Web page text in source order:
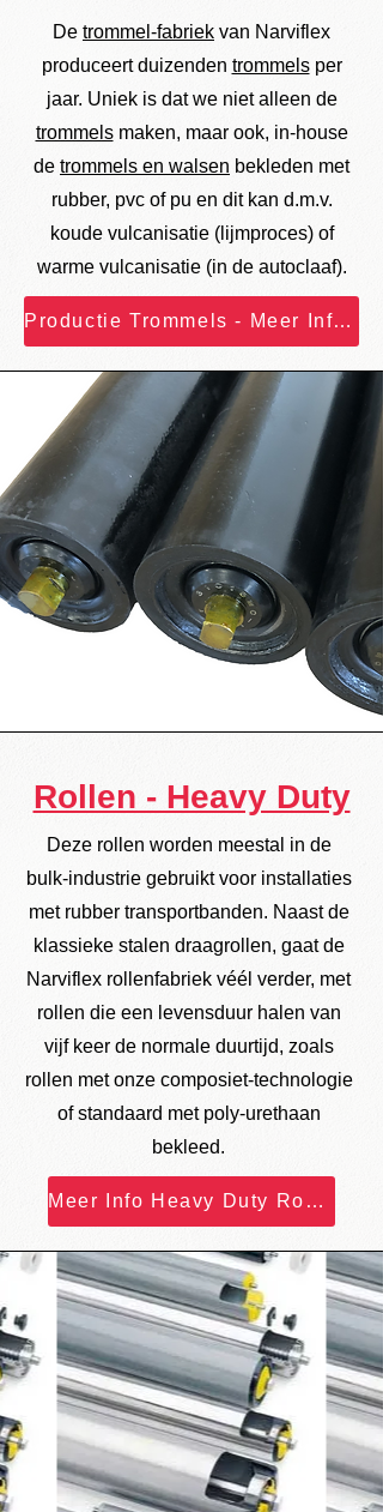
De trommel-fabriek van Narviflex
produceert duizenden trommelsper
jaar. Uniek is dat we niet alleen de
trommelsmaken, maar ook, in-house
de trommels en walsen bekleden met
rubber, pvc of pu en dit kan d.m.v.
koude vulcanisatie (lijmproces) of
warme vulcanisatie (in de autoclaaf).
Productie Trommels - Meer Informatie
Rollen - Heavy Duty
Deze rollen worden meestal in de
bulk-industrie gebruikt voor installaties
met rubber transportbanden. Naast de
klassieke stalen draagrollen, gaat de
Narviflex rollenfabriek véél verder, met
rollen die een levensduur halen van
vijf keer de normale duurtijd, zoals
rollen met onze composiet-technologie
of standaard met poly-urethaan
bekleed.
Meer Info Heavy Duty Rollen...